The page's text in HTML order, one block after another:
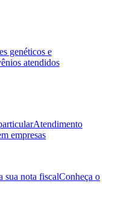
genéticos e
atendidos
Atendimento
empresas
sua nota fiscalConheça o